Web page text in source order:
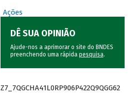
Ações
DÊ SUA OPINIÃO
Ajude-nos a aprimorar o site do BNDES
preenchendo uma rápida pesquisa.
Z7_7QGCHA41L0RP906P422Q9QGG62